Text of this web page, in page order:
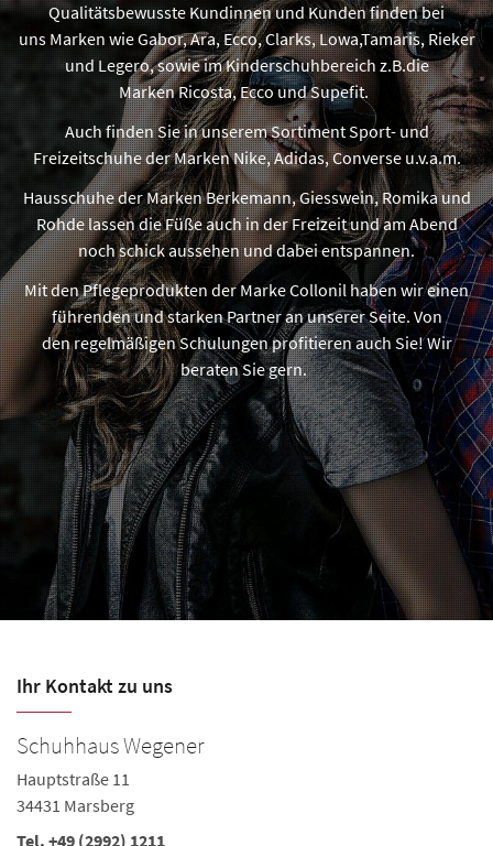
Qualitätsbewusste Kundinnen und Kunden finden bei
uns Marken wie Gabor, Ara, Ecco, Clarks, Lowa,Tamaris, Rieker
und Legero, sowie im Kinderschuhbereich z.B.die
Marken Ricosta, Ecco und Supefit.
Auch finden Sie in unserem Sortiment Sport- und
Freizeitschuhe der Marken Nike, Adidas, Converse u.v.a.m.
Hausschuhe der Marken Berkemann, Giesswein, Romika und
Rohde lassen die Füße auch in der Freizeit und am Abend
noch schick aussehen und dabei entspannen.
Mit den Pflegeprodukten der Marke Collonil haben wir einen
führenden und starken Partner an unserer Seite. Von
den regelmäßigen Schulungen profitieren auch Sie! Wir
beraten Sie gern.
Ihr Kontakt zu uns
Schuhhaus Wegener
Hauptstraße 11
34431 Marsberg
Tel. +49 (2992) 1211